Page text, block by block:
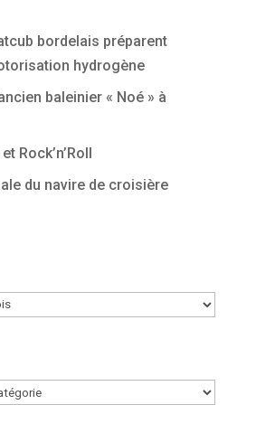
bordelais préparent
hydrogène
baleinier « Noé » à
Rock’n’Roll
du navire de croisière